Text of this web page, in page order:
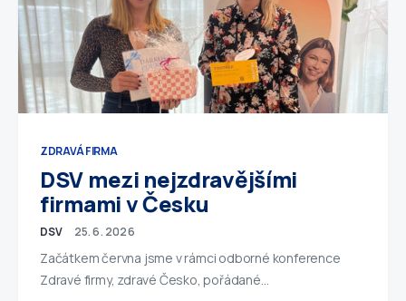
ZDRAVÁ FIRMA
DSV mezi nejzdravějšími
firmami v Česku
DSV 25. 6. 2026
Začátkem června jsme v rámci odborné konference
Zdravé firmy, zdravé Česko, pořádané…